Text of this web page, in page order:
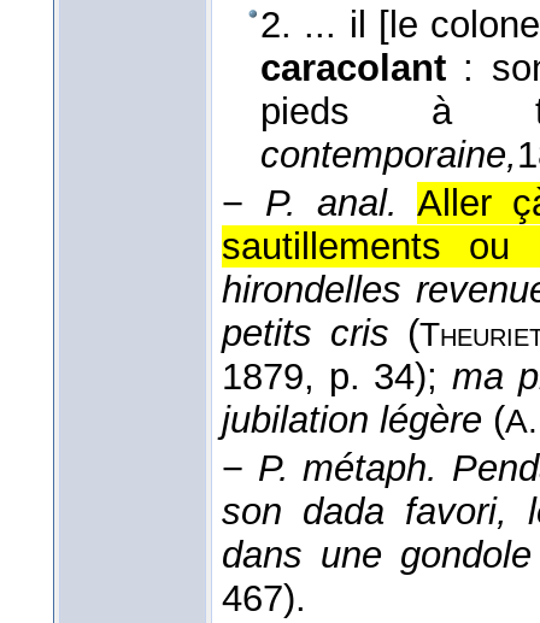
2. ... il [le
caracolant :
pieds à
contemporaine,
− P. anal. Aller
sautillements
hirondelles
petits cris (
1879, p. 34); ma
jubilation légère (
− P. métaph.
son dada favori,
dans une gondole
467).